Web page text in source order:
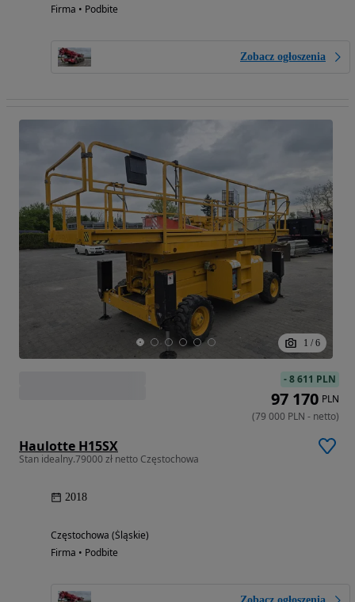
Firma • Podbite
Zobacz ogłoszenia
1 / 6
Haulotte H15SX
Stan idealny.79000 zł netto Częstochowa
2018
Częstochowa (Śląskie)
Firma • Podbite
-8 611 PLN
97 170 PLN
(79 000 PLN - netto)